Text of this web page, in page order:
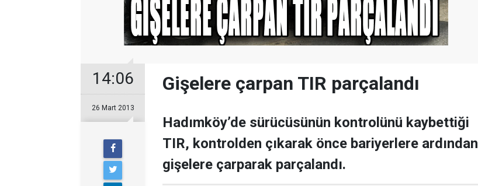
14:06
26 Mart 2013
Gişelere çarpan TIR parçalandı
Hadımköy’de sürücüsünün kontrolünü kaybettiği
TIR, kontrolden çıkarak önce bariyerlere ardından
gişelere çarparak parçalandı.